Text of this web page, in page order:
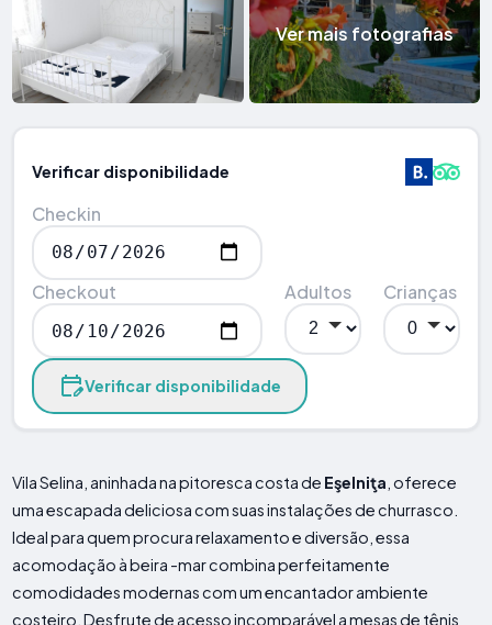
Ver mais fotografias
Verificar disponibilidade
Checkin
Checkout Adultos Crianças
Verificar disponibilidade
Vila Selina, aninhada na pitoresca costa de Eşelniţa , oferece
uma escapada deliciosa com suas instalações de churrasco.
Ideal para quem procura relaxamento e diversão, essa
acomodação à beira -mar combina perfeitamente
comodidades modernas com um encantador ambiente
costeiro. Desfrute de acesso incomparável a mesas de tênis